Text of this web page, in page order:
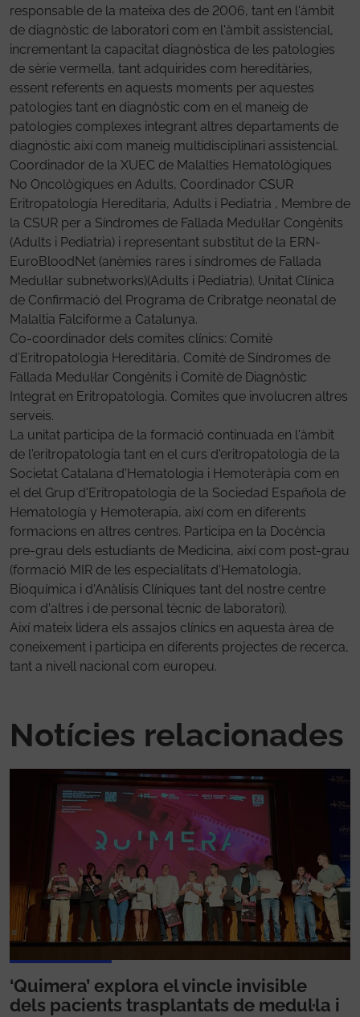
responsable de la mateixa des de 2006, tant en l'àmbit
de diagnòstic de laboratori com en l'àmbit assistencial,
incrementant la capacitat diagnòstica de les patologies
de sèrie vermella, tant adquirides com hereditàries,
essent referents en aquests moments per aquestes
patologies tant en diagnòstic com en el maneig de
patologies complexes integrant altres departaments de
diagnòstic així com maneig multidisciplinari assistencial.
Coordinador de la XUEC de Malalties Hematològiques
No Oncològiques en Adults, Coordinador CSUR
Eritropatología Hereditaria, Adults i Pediatria , Membre de
la CSUR per a Síndromes de Fallada Medul·lar Congènits
(Adults i Pediatria) i representant substitut de la ERN-
EuroBloodNet (anèmies rares i síndromes de Fallada
Medul·lar subnetworks)(Adults i Pediatria). Unitat Clínica
de Confirmació del Programa de Cribratge neonatal de
Malaltia Falciforme a Catalunya.
Co-coordinador dels comites clínics: Comitè
d'Eritropatologia Hereditària, Comitè de Síndromes de
Fallada Medul·lar Congènits i Comitè de Diagnòstic
Integrat en Eritropatologia. Comites que involucren altres
serveis.
La unitat participa de la formació continuada en l'àmbit
de l'eritropatologia tant en el curs d'eritropatologia de la
Societat Catalana d'Hematologia i Hemoteràpia com en
el del Grup d'Eritropatologia de la Sociedad Española de
Hematología y Hemoterapia, així com en diferents
formacions en altres centres. Participa en la Docència
pre-grau dels estudiants de Medicina, així com post-grau
(formació MIR de les especialitats d'Hematologia,
Bioquímica i d'Anàlisis Clíniques tant del nostre centre
com d'altres i de personal tècnic de laboratori).
Així mateix lidera els assajos clínics en aquesta àrea de
coneixement i participa en diferents projectes de recerca,
tant a nivell nacional com europeu.
Notícies relacionades
‘Quimera’ explora el vincle invisible
dels pacients trasplantats de medul·la i